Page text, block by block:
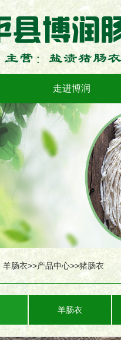
走进博润
羊肠衣>>产品中心>>猪肠衣
羊肠衣